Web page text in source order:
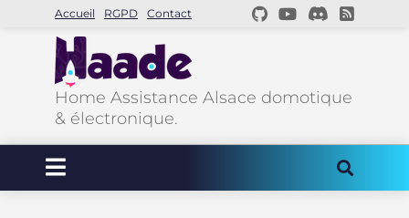
Accueil RGPD Contact
Home Assistance Alsace domotique
& électronique.